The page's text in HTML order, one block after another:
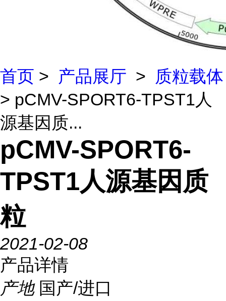
首页 > 产品展厅 >
质粒载体
> pCMV-SPORT6-TPST1人
源基因质...
pCMV-SPORT6-
TPST1人源基因质
粒
2021-02-08
产品详情
产地 国产/进口